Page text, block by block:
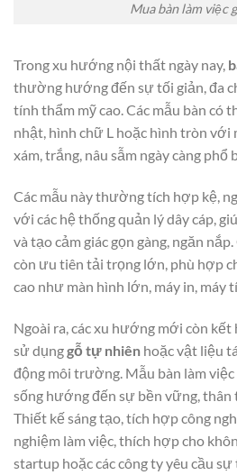
Mua bàn làm việc
Trong xu hướng nội thất ngày nay,
thường hướng đến sự tối giản, đa
tính thẩm mỹ cao. Các mẫu bàn có
nhật, hình chữ L hoặc hình tròn với
xám, trắng, nâu sẫm ngày càng phổ
Các mẫu này thường tích hợp kệ,
với các hệ thống quản lý dây cáp,
và tạo cảm giác gọn gàng, ngăn
còn ưu tiên tải trọng lớn, phù hợp
cao như màn hình lớn, máy in, máy
Ngoài ra, các xu hướng mới còn
sử dụnggỗ tự nhiên hoặc vật liệu
động môi trường. Mẫu bàn làm
sống hướng đến sự bền vững,
Thiết kế sáng tạo, tích hợp công
nghiệm làm việc, thích hợp cho
startup hoặc các công ty yêu cầu